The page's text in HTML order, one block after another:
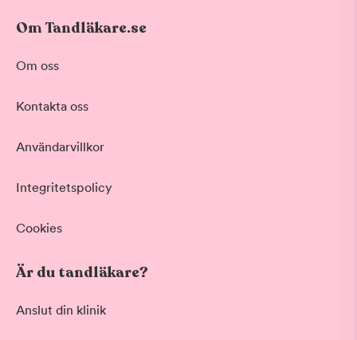
Om Tandläkare.se
Om oss
Kontakta oss
Användarvillkor
Integritetspolicy
Cookies
Är du tandläkare?
Anslut din klinik